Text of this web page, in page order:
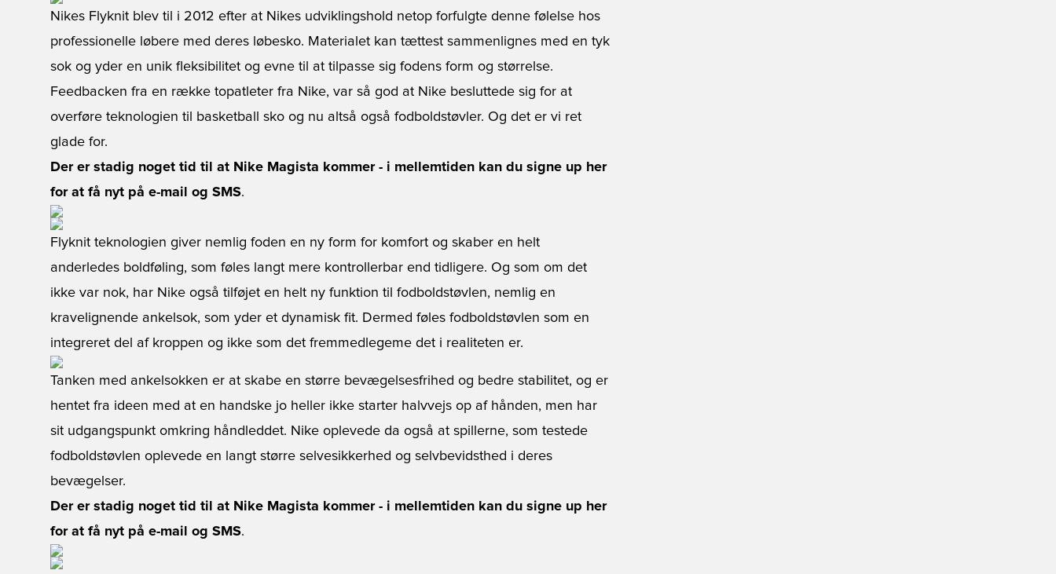
Nikes Flyknit blev til i 2012 efter at Nikes udviklingshold netop forfulgte denne følelse hos
professionelle løbere med deres løbesko. Materialet kan tættest sammenlignes med en tyk
sok og yder en unik fleksibilitet og evne til at tilpasse sig fodens form og størrelse.
Feedbacken fra en række topatleter fra Nike, var så god at Nike besluttede sig for at
overføre teknologien til basketball sko og nu altså også fodboldstøvler. Og det er vi ret
glade for.
Der er stadig noget tid til at Nike Magista kommer - i mellemtiden kan du signe up her
for at få nyt på e-mail og SMS.
Flyknit teknologien giver nemlig foden en ny form for komfort og skaber en helt
anderledes boldføling, som føles langt mere kontrollerbar end tidligere. Og som om det
ikke var nok, har Nike også tilføjet en helt ny funktion til fodboldstøvlen, nemlig en
kravelignende ankelsok, som yder et dynamisk fit. Dermed føles fodboldstøvlen som en
integreret del af kroppen og ikke som det fremmedlegeme det i realiteten er.
Tanken med ankelsokken er at skabe en større bevægelsesfrihed og bedre stabilitet, og er
hentet fra ideen med at en handske jo heller ikke starter halvvejs op af hånden, men har
sit udgangspunkt omkring håndleddet. Nike oplevede da også at spillerne, som testede
fodboldstøvlen oplevede en langt større selvesikkerhed og selvbevidsthed i deres
bevægelser.
Der er stadig noget tid til at Nike Magista kommer - i mellemtiden kan du signe up her
for at få nyt på e-mail og SMS.